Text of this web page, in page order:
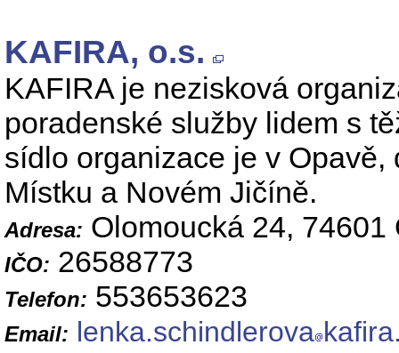
KAFIRA, o.s.
KAFIRA je nezisková
poradenské služby lidem s
sídlo organizace je v
Místku a Novém Jičíně.
Adresa: Olomoucká 24, 74601
IČO: 26588773
Telefon: 553653623
Email: lenka.schindlerova